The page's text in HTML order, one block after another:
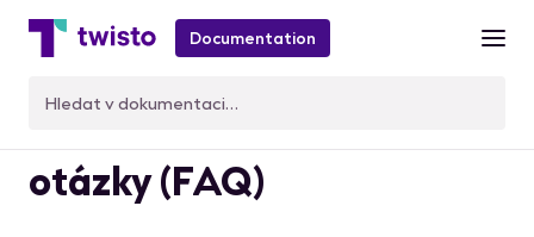
Documentation
otázky (FAQ)